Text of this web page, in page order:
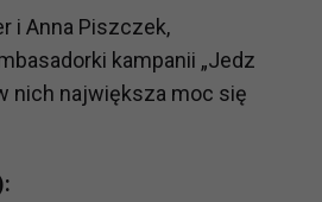
i Anna Piszczek,
kampanii „Jedz
nich największa moc się